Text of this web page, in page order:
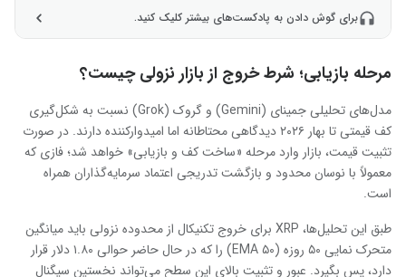
برای گوش دادن به پادکست‌های بیشتر کلیک کنید.
مرحله بازیابی؛ شرط خروج از بازار نزولی چیست؟
مدل‌های تحلیلی جمینای (Gemini) و گروک (Grok) نسبت به شکل‌گیری
کف قیمتی تا بهار ۲۰۲۶ دیدگاهی محتاطانه اما امیدوارکننده دارند. در صورت
تثبیت قیمت، بازار وارد مرحله «ساخت کف و بازیابی» خواهد شد؛ فازی که
معمولاً با نوسان محدود و بازگشت تدریجی اعتماد سرمایه‌گذاران همراه
است.
طبق این تحلیل‌ها، XRP برای خروج تکنیکال از محدوده نزولی باید میانگین
متحرک نمایی ۵۰ روزه (EMA ۵۰) را که در حال حاضر حوالی ۱.۸۰ دلار قرار
دارد، پس بگیرد. عبور و تثبیت بالای این سطح می‌تواند نخستین سیگنال